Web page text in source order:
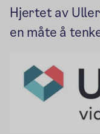
Hjertet av
en måte å